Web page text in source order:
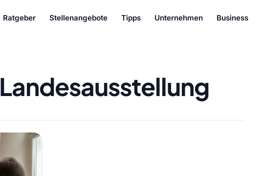
Ratgeber Stellenangebote Tipps Unternehmen Business
Landesausstellung